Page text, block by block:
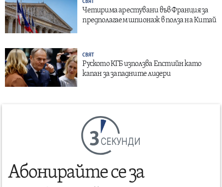
СВЯТ
Четирима арестувани във Франция за
предполагаем шпионаж в полза на Китай
СВЯТ
Руското КГБ използва Епстийн като
капан за западните лидери
СЕКУНДИ
Абонирайте се за